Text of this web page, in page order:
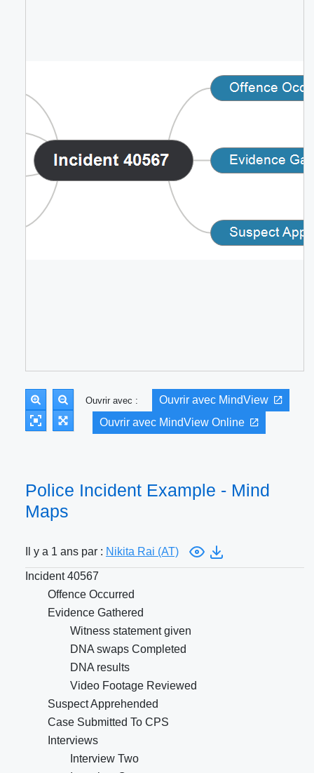
Ouvrir avec :
Ouvrir avec MindView
Ouvrir avec MindView Online
Police Incident Example - Mind
Maps
Il y a 1 ans par : Nikita Rai (AT)
Incident 40567
Offence Occurred
Evidence Gathered
Witness statement given
DNA swaps Completed
DNA results
Video Footage Reviewed
Suspect Apprehended
Case Submitted To CPS
Interviews
Interview Two